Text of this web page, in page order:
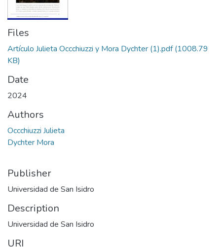
Files
Artículo Julieta Occchiuzzi y Mora Dychter (1).pdf(1008.79
KB)
Date
2024
Authors
Occchiuzzi Julieta
Dychter Mora
Publisher
Universidad de San Isidro
Description
Universidad de San Isidro
URI